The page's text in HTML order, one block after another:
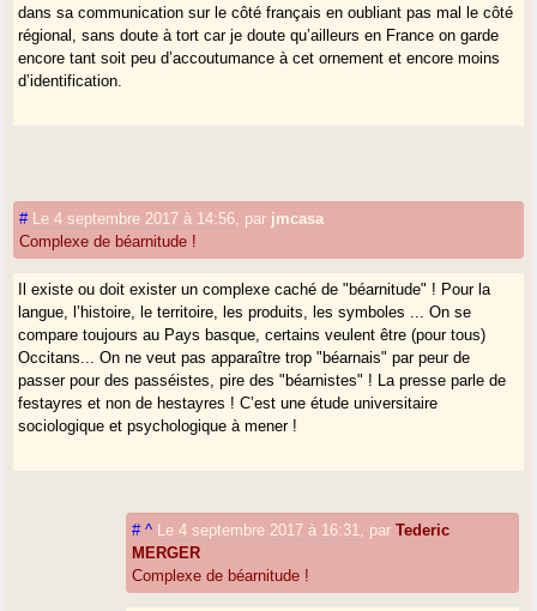
dans sa communication sur le côté français en oubliant pas mal le côté
régional, sans doute à tort car je doute qu’ailleurs en France on garde
encore tant soit peu d’accoutumance à cet ornement et encore moins
d’identification.
# Le 4 septembre 2017 à 14:56 par jmcasa
Complexe de béarnitude !
Il existe ou doit exister un complexe caché de "béarnitude" ! Pour la
langue, l’histoire, le territoire, les produits, les symboles ... On se
compare toujours au Pays basque, certains veulent être (pour tous)
Occitans... On ne veut pas apparaître trop "béarnais" par peur de
passer pour des passéistes, pire des "béarnistes" ! La presse parle de
festayres et non de hestayres ! C’est une étude universitaire
sociologique et psychologique à mener !
# ^ Le 4 septembre 2017 à 16:31 parTederic
MERGER
Complexe de béarnitude !